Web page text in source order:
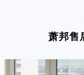
萧邦售